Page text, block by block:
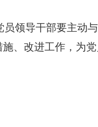
员领导干部要主动
、改进工作，为党